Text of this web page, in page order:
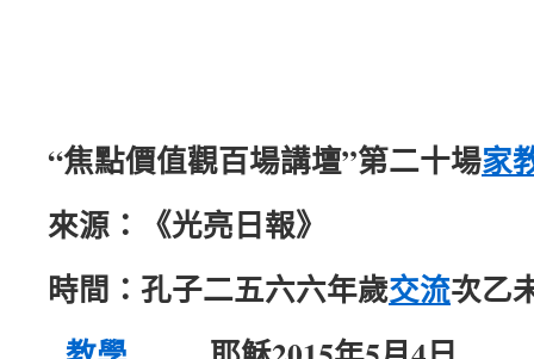
“焦點價值觀百場講壇”第二十場家
來源：《光亮日報》
時間：孔子二五六六年歲交流次乙